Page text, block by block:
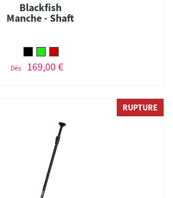
Blackfish
Manche - Shaft
Dès 169,00 €
RUPTURE